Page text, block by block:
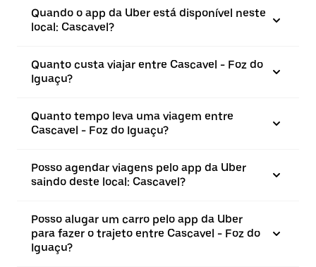
Quando o app da Uber está disponível neste
local: Cascavel?
Quanto custa viajar entre Cascavel - Foz do
Iguaçu?
Quanto tempo leva uma viagem entre
Cascavel - Foz do Iguaçu?
Posso agendar viagens pelo app da Uber
saindo deste local: Cascavel?
Posso alugar um carro pelo app da Uber
para fazer o trajeto entre Cascavel - Foz do
Iguaçu?